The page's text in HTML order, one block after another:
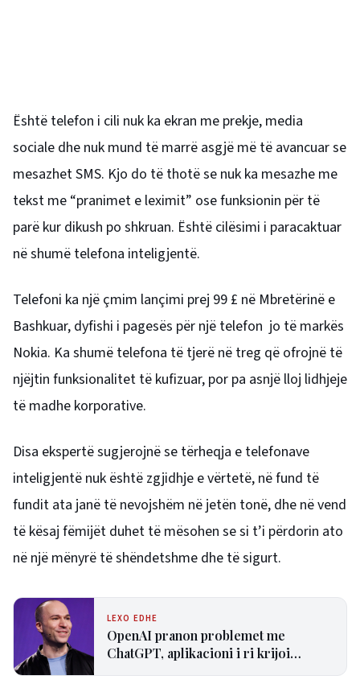
Është telefon i cili nuk ka ekran me prekje, media
sociale dhe nuk mund të marrë asgjë më të avancuar se
mesazhet SMS. Kjo do të thotë se nuk ka mesazhe me
tekst me “pranimet e leximit” ose funksionin për të
parë kur dikush po shkruan. Është cilësimi i paracaktuar
në shumë telefona inteligjentë.
Telefoni ka një çmim lançimi prej 99 £ në Mbretërinë e
Bashkuar, dyfishi i pagesës për një telefon jo të markës
Nokia. Ka shumë telefona të tjerë në treg që ofrojnë të
njëjtin funksionalitet të kufizuar, por pa asnjë lloj lidhjeje
të madhe korporative.
Disa ekspertë sugjerojnë se tërheqja e telefonave
inteligjentë nuk është zgjidhje e vërtetë, në fund të
fundit ata janë të nevojshëm në jetën tonë, dhe në vend
të kësaj fëmijët duhet të mësohen se si t’i përdorin ato
në një mënyrë të shëndetshme dhe të sigurt.
LEXO EDHE
OpenAI pranon problemet me
ChatGPT, aplikacioni i ri krijoi